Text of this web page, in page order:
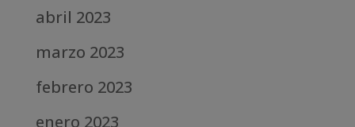
abril 2023
marzo 2023
febrero 2023
enero 2023